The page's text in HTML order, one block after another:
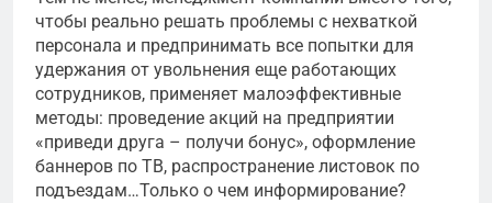
чтобы реально решать проблемы с нехваткой
персонала и предпринимать все попытки для
удержания от увольнения еще работающих
сотрудников, применяет малоэффективные
методы: проведение акций на предприятии
«приведи друга – получи бонус», оформление
баннеров по ТВ, распространение листовок по
подъездам…Только о чем информирование?